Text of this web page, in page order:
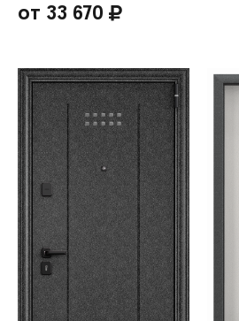
от 33 670